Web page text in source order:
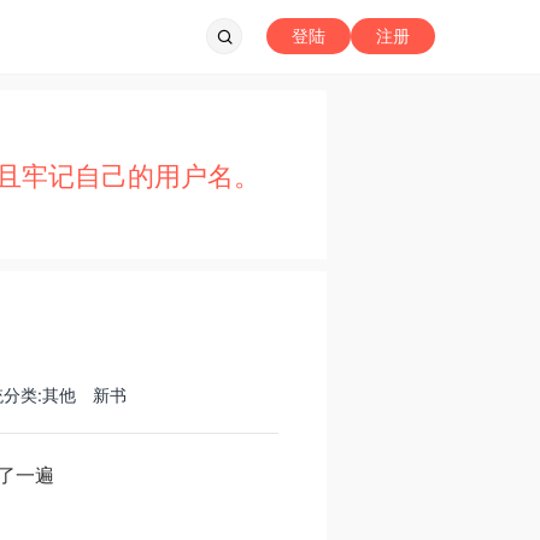
注册
登陆
记自己的用户名。
类:其他 新书
一遍